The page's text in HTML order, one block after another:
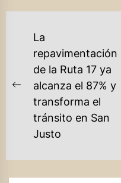
NAVEGACIÓN
ENTRADAS
Previous
post:
La
repavimentación
de la Ruta 17 ya
alcanza el 87% y
transforma el
tránsito en San
Justo